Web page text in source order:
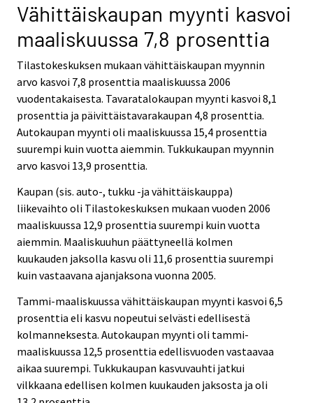
Vähittäiskaupan myynti kasvoi
maaliskuussa 7,8 prosenttia
Tilastokeskuksen mukaan vähittäiskaupan myynnin
arvo kasvoi 7,8 prosenttia maaliskuussa 2006
vuodentakaisesta. Tavaratalokaupan myynti kasvoi 8,1
prosenttia ja päivittäistavarakaupan 4,8 prosenttia.
Autokaupan myynti oli maaliskuussa 15,4 prosenttia
suurempi kuin vuotta aiemmin. Tukkukaupan myynnin
arvo kasvoi 13,9 prosenttia.
Kaupan (sis. auto-, tukku -ja vähittäiskauppa)
liikevaihto oli Tilastokeskuksen mukaan vuoden 2006
maaliskuussa 12,9 prosenttia suurempi kuin vuotta
aiemmin. Maaliskuuhun päättyneellä kolmen
kuukauden jaksolla kasvu oli 11,6 prosenttia suurempi
kuin vastaavana ajanjaksona vuonna 2005.
Tammi-maaliskuussa vähittäiskaupan myynti kasvoi 6,5
prosenttia eli kasvu nopeutui selvästi edellisestä
kolmanneksesta. Autokaupan myynti oli tammi-
maaliskuussa 12,5 prosenttia edellisvuoden vastaavaa
aikaa suurempi. Tukkukaupan kasvuvauhti jatkui
vilkkaana edellisen kolmen kuukauden jaksosta ja oli